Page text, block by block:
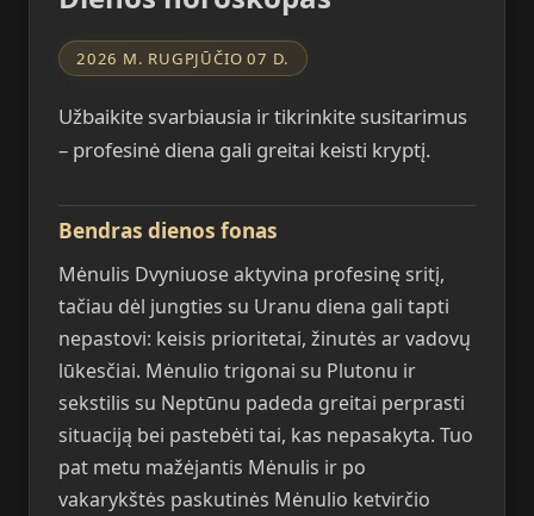
2026 M. RUGPJŪČIO 07 D.
Užbaikite svarbiausia ir tikrinkite susitarimus
– profesinė diena gali greitai keisti kryptį.
Bendras dienos fonas
Mėnulis Dvyniuose aktyvina profesinę sritį,
tačiau dėl jungties su Uranu diena gali tapti
nepastovi: keisis prioritetai, žinutės ar vadovų
lūkesčiai. Mėnulio trigonai su Plutonu ir
sekstilis su Neptūnu padeda greitai perprasti
situaciją bei pastebėti tai, kas nepasakyta. Tuo
pat metu mažėjantis Mėnulis ir po
vakarykštės paskutinės Mėnulio ketvirčio